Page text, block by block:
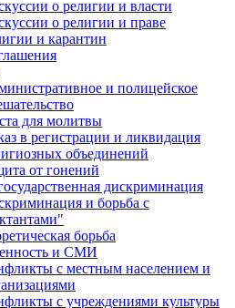
о религии и власти
о религии и праве
и карантин
и полицейское
для молитвы
в регистрации и ликвидация
объединений
от гонений
дискриминация
и борьба с
борьба
и СМИ
с местным населением и
с учреждениями культуры